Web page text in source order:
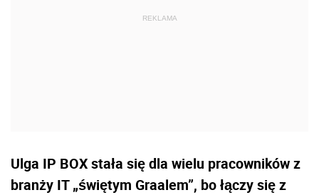
Ulga IP BOX stała się dla wielu pracowników z
branży IT „świętym Graalem”, bo łączy się z